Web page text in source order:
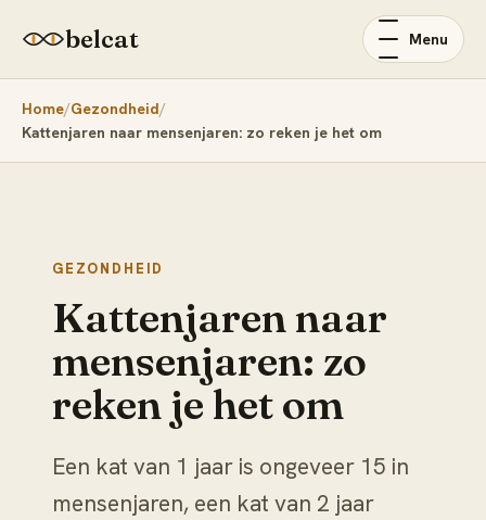
belcat Menu
Home Gezondheid
Kattenjaren naar mensenjaren: zo reken je het om
GEZONDHEID
Kattenjaren naar
mensenjaren: zo
reken je het om
Een kat van 1 jaar is ongeveer 15 in
mensenjaren, een kat van 2 jaar